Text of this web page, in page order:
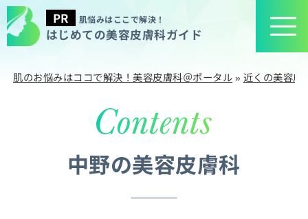
肌悩みはここで解決！
はじめての美容皮膚科ガイド
肌のお悩みはココで解決！美容皮膚科＠ポータル»近くの美容皮
中野の美容皮膚科